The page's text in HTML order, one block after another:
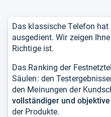
Das klassische Telefon
ausgedient. Wir zeigen
Richtige ist.
Das Ranking der
Säulen: den
den Meinungen der
vollständiger und
der Produkte.